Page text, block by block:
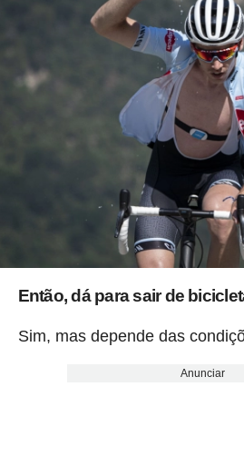
Então, dá para sair de
Sim, mas depende das
Anunciar